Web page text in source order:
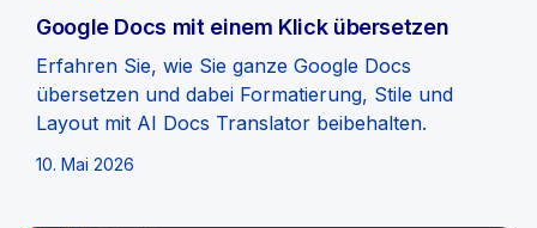
Google Docs mit einem Klick übersetzen
Erfahren Sie, wie Sie ganze Google Docs
übersetzen und dabei Formatierung, Stile und
Layout mit AI Docs Translator beibehalten.
10. Mai 2026